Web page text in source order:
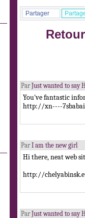
Partager
Par Just wanted to say
You've fantastic
http://xn----
Par I am the new girl
Hi there, neat web
http://
Par Just wanted to say